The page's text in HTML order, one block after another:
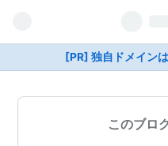
[PR] 独自ドメイン
このブロ